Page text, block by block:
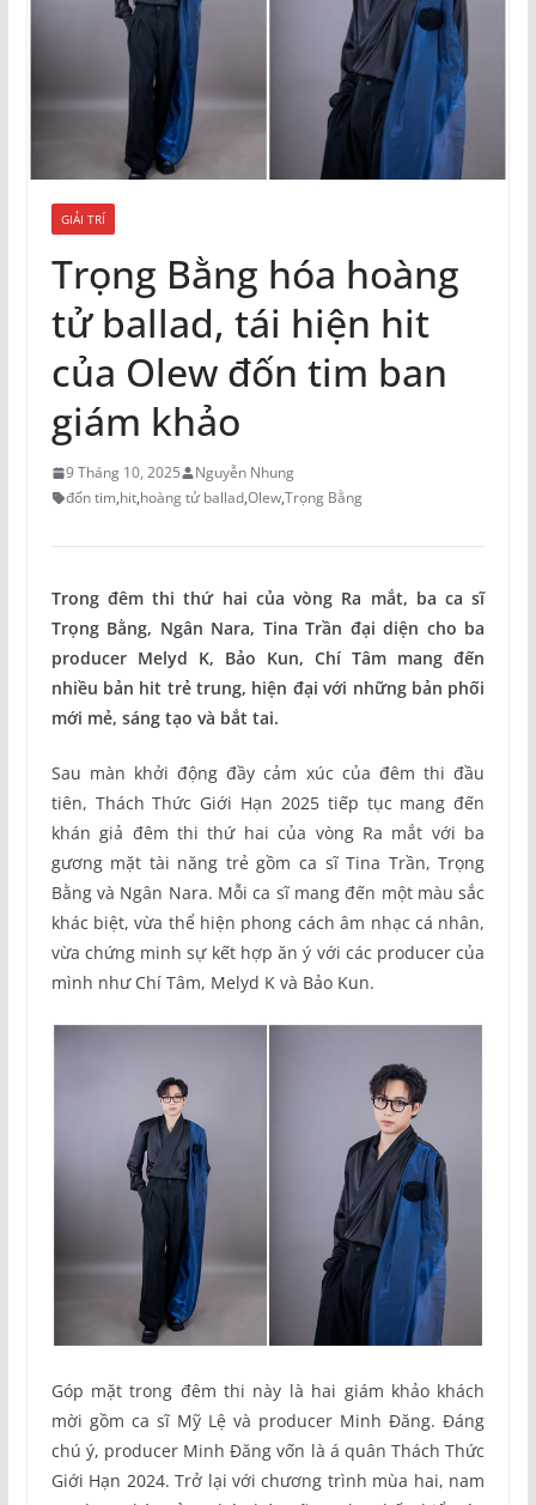
GIẢI TRÍ
Trọng Bằng hóa hoàng
tử ballad, tái hiện hit
của Olew đốn tim ban
giám khảo
9 Tháng 10, 2025
Nguyễn Nhung
đốn tim,hit,hoàng tử ballad,Olew,Trọng Bằng
Trong đêm thi thứ hai của vòng Ra mắt, ba ca sĩ
Trọng Bằng, Ngân Nara, Tina Trần đại diện cho ba
producer Melyd K, Bảo Kun, Chí Tâm mang đến
nhiều bản hit trẻ trung, hiện đại với những bản phối
mới mẻ, sáng tạo và bắt tai.
Sau màn khởi động đầy cảm xúc của đêm thi đầu
tiên, Thách Thức Giới Hạn 2025 tiếp tục mang đến
khán giả đêm thi thứ hai của vòng Ra mắt với ba
gương mặt tài năng trẻ gồm ca sĩ Tina Trần, Trọng
Bằng và Ngân Nara. Mỗi ca sĩ mang đến một màu sắc
khác biệt, vừa thể hiện phong cách âm nhạc cá nhân,
vừa chứng minh sự kết hợp ăn ý với các producer của
mình như Chí Tâm, Melyd K và Bảo Kun.
Góp mặt trong đêm thi này là hai giám khảo khách
mời gồm ca sĩ Mỹ Lệ và producer Minh Đăng. Đáng
chú ý, producer Minh Đăng vốn là á quân Thách Thức
Giới Hạn 2024. Trở lại với chương trình mùa hai, nam